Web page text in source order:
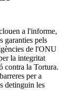
a l'informe,
garanties pels
de l'ONU
la integritat
contra la Tortura.
per a
detinguin les